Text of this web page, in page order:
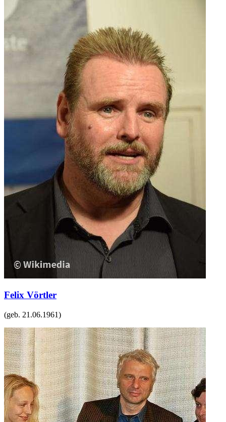
Felix Vörtler
(geb. 21.06.1961)